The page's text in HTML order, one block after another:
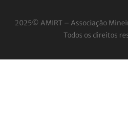
2025© AMIRT – Associação
Todos os direitos